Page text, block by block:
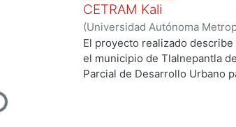
CETRAM Kali
(Universidad Autónoma
de Servicios de Información.,
Domínguez, Luis Enrique
El proyecto realizado
el municipio de Tlalnepantla
Parcial de Desarrollo Urbano